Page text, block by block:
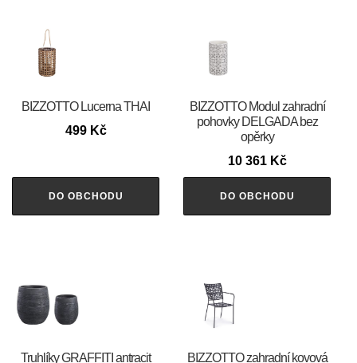
BIZZOTTO Lucerna THAI
499 Kč
DO OBCHODU
BIZZOTTO Modul zahradní
pohovky DELGADA bez
opěrky
10 361 Kč
DO OBCHODU
Truhlíky GRAFFITI antracit BIZZOTTO zahradní kovová